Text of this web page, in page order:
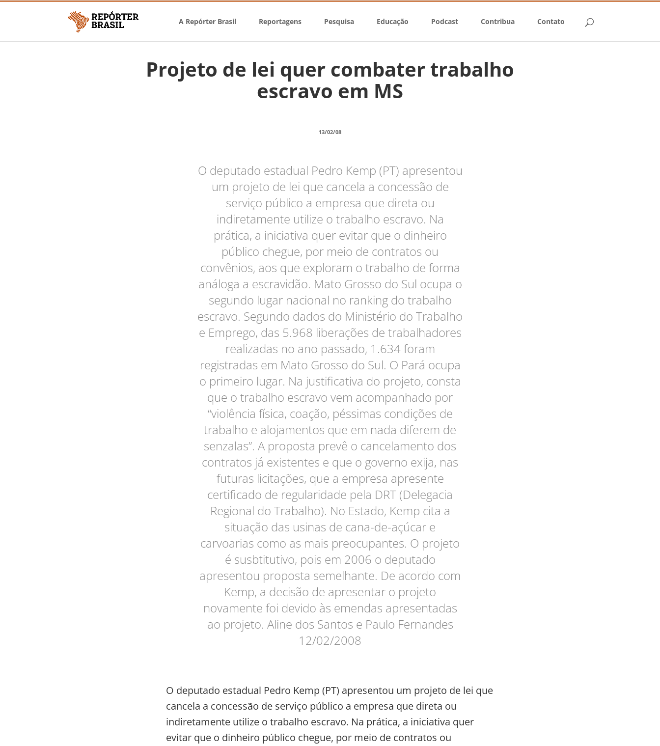
A Repórter Brasil Reportagens Pesquisa Educação Podcast Contribua Contato
Projeto de lei quer combater trabalho
escravo em MS
13/02/08
O deputado estadual Pedro Kemp (PT) apresentou
um projeto de lei que cancela a concessão de
serviço público a empresa que direta ou
indiretamente utilize o trabalho escravo. Na
prática, a iniciativa quer evitar que o dinheiro
público chegue, por meio de contratos ou
convênios, aos que exploram o trabalho de forma
análoga a escravidão. Mato Grosso do Sul ocupa o
segundo lugar nacional no ranking do trabalho
escravo. Segundo dados do Ministério do Trabalho
e Emprego, das 5.968 liberações de trabalhadores
realizadas no ano passado, 1.634 foram
registradas em Mato Grosso do Sul. O Pará ocupa
o primeiro lugar. Na justificativa do projeto, consta
que o trabalho escravo vem acompanhado por
“violência física, coação, péssimas condições de
trabalho e alojamentos que em nada diferem de
senzalas”. A proposta prevê o cancelamento dos
contratos já existentes e que o governo exija, nas
futuras licitações, que a empresa apresente
certificado de regularidade pela DRT (Delegacia
Regional do Trabalho). No Estado, Kemp cita a
situação das usinas de cana-de-açúcar e
carvoarias como as mais preocupantes. O projeto
é susbtitutivo, pois em 2006 o deputado
apresentou proposta semelhante. De acordo com
Kemp, a decisão de apresentar o projeto
novamente foi devido às emendas apresentadas
ao projeto. Aline dos Santos e Paulo Fernandes
12/02/2008
O deputado estadual Pedro Kemp (PT) apresentou um projeto de lei que
cancela a concessão de serviço público a empresa que direta ou
indiretamente utilize o trabalho escravo. Na prática, a iniciativa quer
evitar que o dinheiro público chegue, por meio de contratos ou